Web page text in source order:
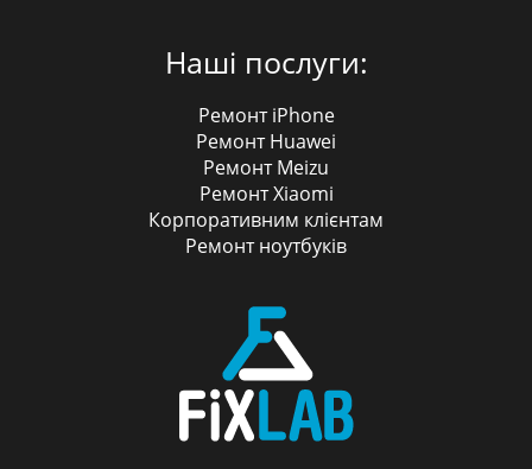
Наші послуги:
Ремонт iPhone
Ремонт Huawei
Ремонт Meizu
Ремонт Xiaomi
Корпоративним клієнтам
Ремонт ноутбуків